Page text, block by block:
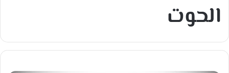
الحوت